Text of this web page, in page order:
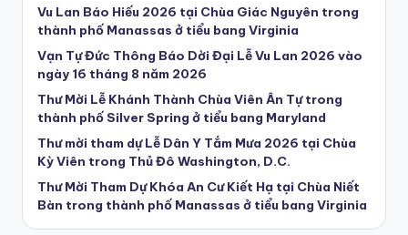
Vu Lan Báo Hiếu 2026 tại Chùa Giác Nguyên trong
thành phố Manassas ở tiểu bang Virginia
Vạn Tự Đức Thông Báo Dời Đại Lễ Vu Lan 2026 vào
ngày 16 tháng 8 năm 2026
Thư Mời Lễ Khánh Thành Chùa Viên Ân Tự trong
thành phố Silver Spring ở tiểu bang Maryland
Thư mời tham dự Lễ Dân Y Tắm Mưa 2026 tại Chùa
Kỳ Viên trong Thủ Đô Washington, D.C.
Thư Mời Tham Dự Khóa An Cư Kiết Hạ tại Chùa Niết
Bàn trong thành phố Manassas ở tiểu bang Virginia